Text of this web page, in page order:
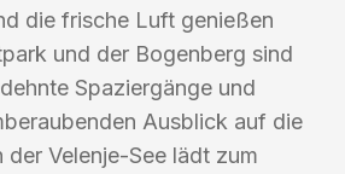
die frische Luft genießen
und der Bogenberg sind
Spaziergänge und
Ausblick auf die
der Velenje-See lädt zum